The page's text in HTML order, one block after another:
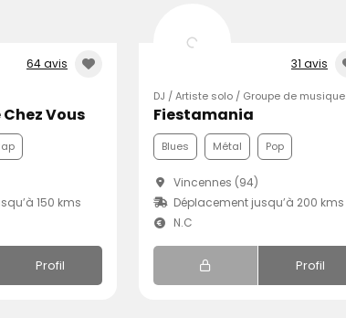
64 avis
Vous
150 kms
Profil
31 avis
DJ / Artiste solo / Groupe de musique
Fiestamania
Blues Métal Pop
Vincennes (94)
Déplacement jusqu’à 200 kms
N.C
Profil